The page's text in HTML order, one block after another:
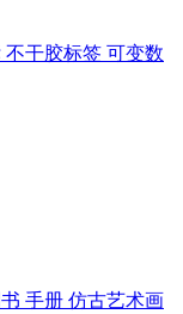
不干胶标签 可变数
手册 仿古艺术画